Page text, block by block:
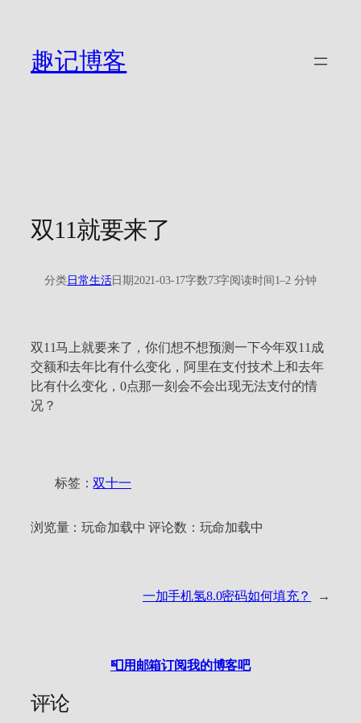
趣记博客
双11就要来了
分类日常生活日期2021-03-17字数73字阅读时间1–2 分钟
双11马上就要来了，你们想不想预测一下今年双11成
交额和去年比有什么变化，阿里在支付技术上和去年
比有什么变化，0点那一刻会不会出现无法支付的情
况？
标签：双十一
浏览量：玩命加载中 评论数： 玩命加载中
一加手机氢8.0密码如何填充？ →
📮用邮箱订阅我的博客吧
评论